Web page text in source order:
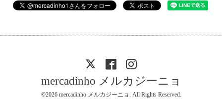
mercadinho メルカジーニョ
©2026 mercadinho メルカジーニョ . All Rights Reserved.